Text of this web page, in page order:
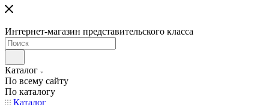
Интернет-магазин представительского класса
Каталог
По всему сайту
По каталогу
Каталог